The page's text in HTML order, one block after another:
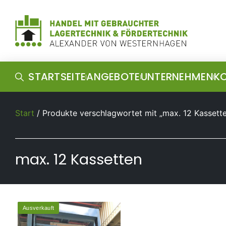
STARTSEITEANGEBOTEUNTERNEHMEN
Start / Produkte verschlagwortet mit „max. 12
max. 12 Kassetten
Ausverkauft